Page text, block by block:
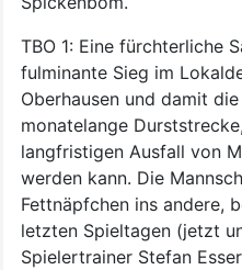
TBO 1: Eine fürchterliche
fulminante Sieg im
Oberhausen und damit
monatelange
langfristigen Ausfall von
werden kann. Die
Fettnäpfchen ins andere,
letzten Spieltagen (jetzt
Spielertrainer Stefan